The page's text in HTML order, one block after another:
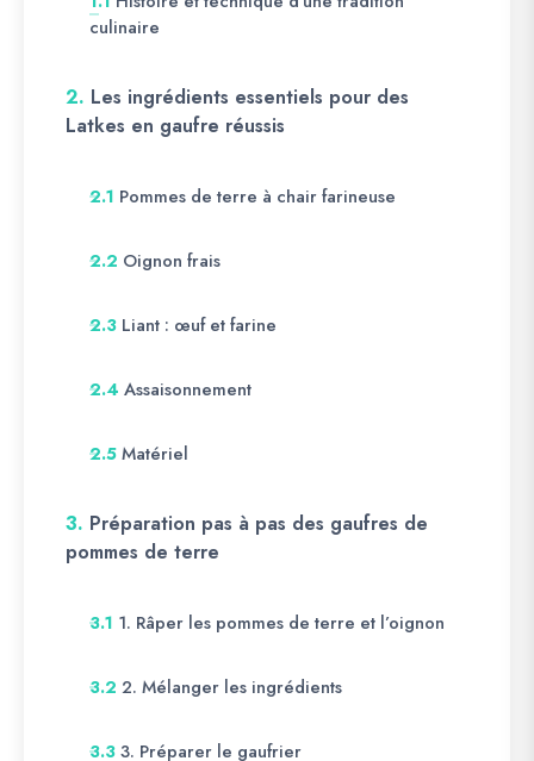
culinaire
2. Les ingrédients essentiels pour des
Latkes en gaufre réussis
2.1 Pommes de terre à chair farineuse
2.2 Oignon frais
2.3 Liant : œuf et farine
2.4 Assaisonnement
2.5 Matériel
3. Préparation pas à pas des gaufres de
pommes de terre
3.1 1. Râper les pommes de terre et l’oignon
3.2 2. Mélanger les ingrédients
3.3 3. Préparer le gaufrier